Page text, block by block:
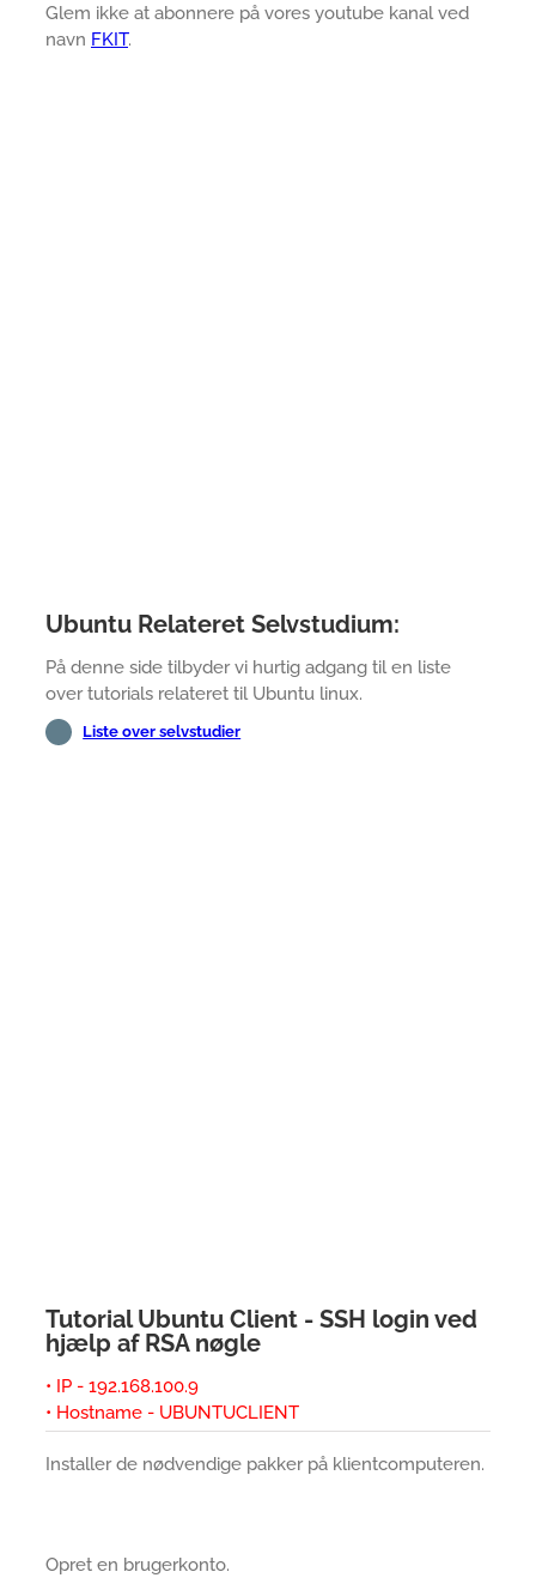
Glem ikke at abonnere på vores youtube kanal ved
navn FKIT.
Ubuntu Relateret Selvstudium:
På denne side tilbyder vi hurtig adgang til en liste
over tutorials relateret til Ubuntu linux.
Liste over selvstudier
Tutorial Ubuntu Client - SSH login ved
hjælp af RSA nøgle
• IP - 192.168.100.9
• Hostname - UBUNTUCLIENT
Installer de nødvendige pakker på klientcomputeren.
Opret en brugerkonto.